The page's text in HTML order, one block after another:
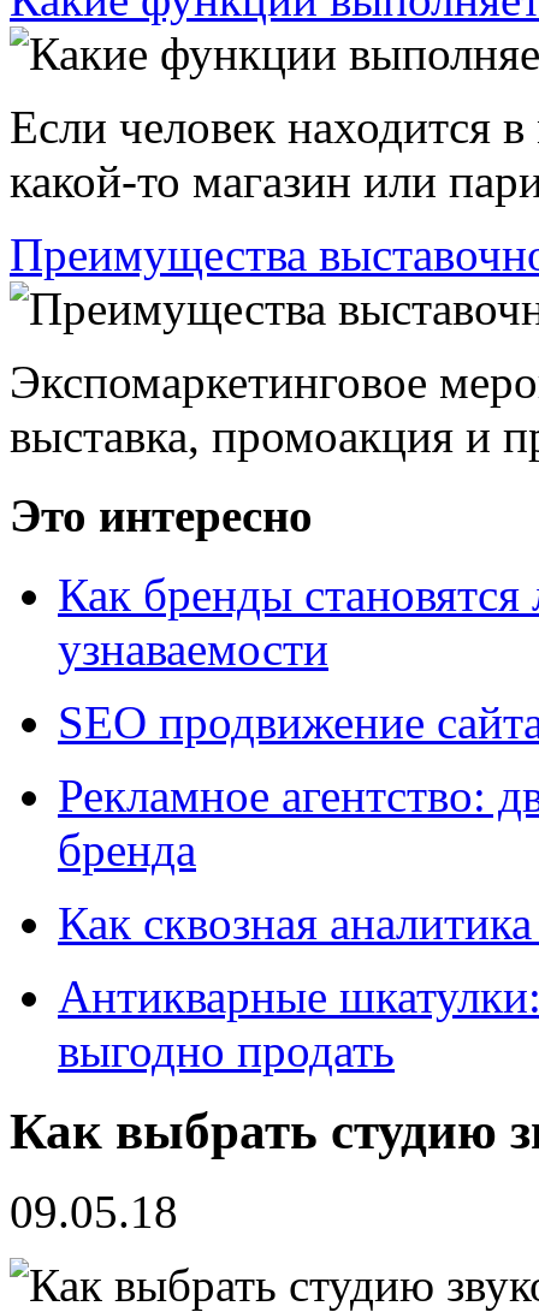
Если человек находится
какой-то магазин или
Преимущества
Экспомаркетинговое
выставка, промоакция и
Это интересно
Как бренды
узнаваемости
SEO продвижение
Рекламное агентство:
бренда
Как сквозная
Антикварные
выгодно продать
Как выбрать студию
09.05.18